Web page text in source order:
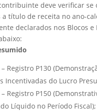
deve verificar se
título de receita no ano-
declarados nos Blocos e
– Registro P130
Incentivadas do Lucro
– Registro P150
Líquido no Período Fiscal);